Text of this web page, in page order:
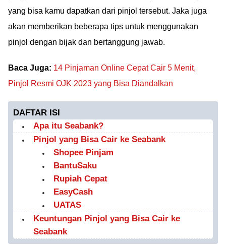
yang bisa kamu dapatkan dari pinjol tersebut. Jaka juga
akan memberikan beberapa tips untuk menggunakan
pinjol dengan bijak dan bertanggung jawab.
Baca Juga: 14 Pinjaman Online Cepat Cair 5 Menit,
Pinjol Resmi OJK 2023 yang Bisa Diandalkan
DAFTAR ISI
Apa itu Seabank?
Pinjol yang Bisa Cair ke Seabank
Shopee Pinjam
BantuSaku
Rupiah Cepat
EasyCash
UATAS
Keuntungan Pinjol yang Bisa Cair ke
Seabank